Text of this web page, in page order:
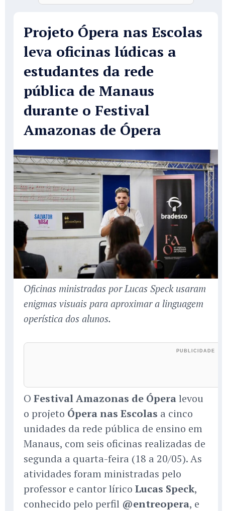
Projeto Ópera nas Escolas
leva oficinas lúdicas a
estudantes da rede
pública de Manaus
durante o Festival
Amazonas de Ópera
Oficinas ministradas por Lucas Speck usaram
enigmas visuais para aproximar a linguagem
operística dos alunos.
O Festival Amazonas de Óperalevou
o projeto Ópera nas Escolas a cinco
unidades da rede pública de ensino em
Manaus, com seis oficinas realizadas de
segunda a quarta-feira (18 a 20/05). As
atividades foram ministradas pelo
professor e cantor lírico Lucas Speck,
conhecido pelo perfil @entreopera, e